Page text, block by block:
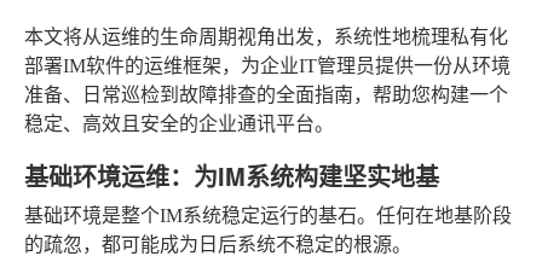
本文将从运维的生命周期视角出发，系统性地梳理私有化
部署IM软件的运维框架，为企业IT管理员提供一份从环境
准备、日常巡检到故障排查的全面指南，帮助您构建一个
稳定、高效且安全的企业通讯平台。
基础环境运维：为IM系统构建坚实地基
基础环境是整个IM系统稳定运行的基石。任何在地基阶段
的疏忽，都可能成为日后系统不稳定的根源。